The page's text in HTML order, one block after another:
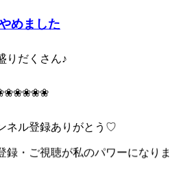
めました
りだくさん♪
ネル登録ありがとう♡
録・ご視聴が私のパワーになりま